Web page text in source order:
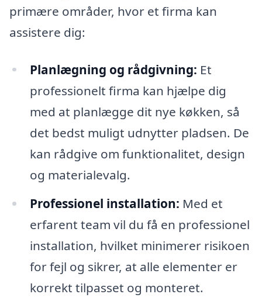
primære områder, hvor et firma kan
assistere dig:
Planlægning og rådgivning: Et
professionelt firma kan hjælpe dig
med at planlægge dit nye køkken, så
det bedst muligt udnytter pladsen. De
kan rådgive om funktionalitet, design
og materialevalg.
Professionel installation: Med et
erfarent team vil du få en professionel
installation, hvilket minimerer risikoen
for fejl og sikrer, at alle elementer er
korrekt tilpasset og monteret.